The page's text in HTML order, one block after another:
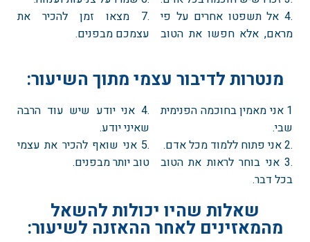
.4 אל תשפטו אחרים על פי
מראם, אלא חפשו את הטוב
.7 מצאו זמן להכיר את
עצמכם מבפנים.
מנטרות לדיבור עצמי מתוך השיעור:
1 אני מאמין בחוכמה הפנימית
שבי.
.2 אני פתוח ללמוד מכל אדם.
.3 אני בוחר לראות את הטוב
בכל דבר.
.4 אני יודע שיש עוד הרבה
שאיני יודע.
.5 אני שואף להכיר את עצמי
טוב יותר מבפנים.
שאלות שהיו יכולות להשאל
מהמאזינים לאחר ההאזנה לשיעור: